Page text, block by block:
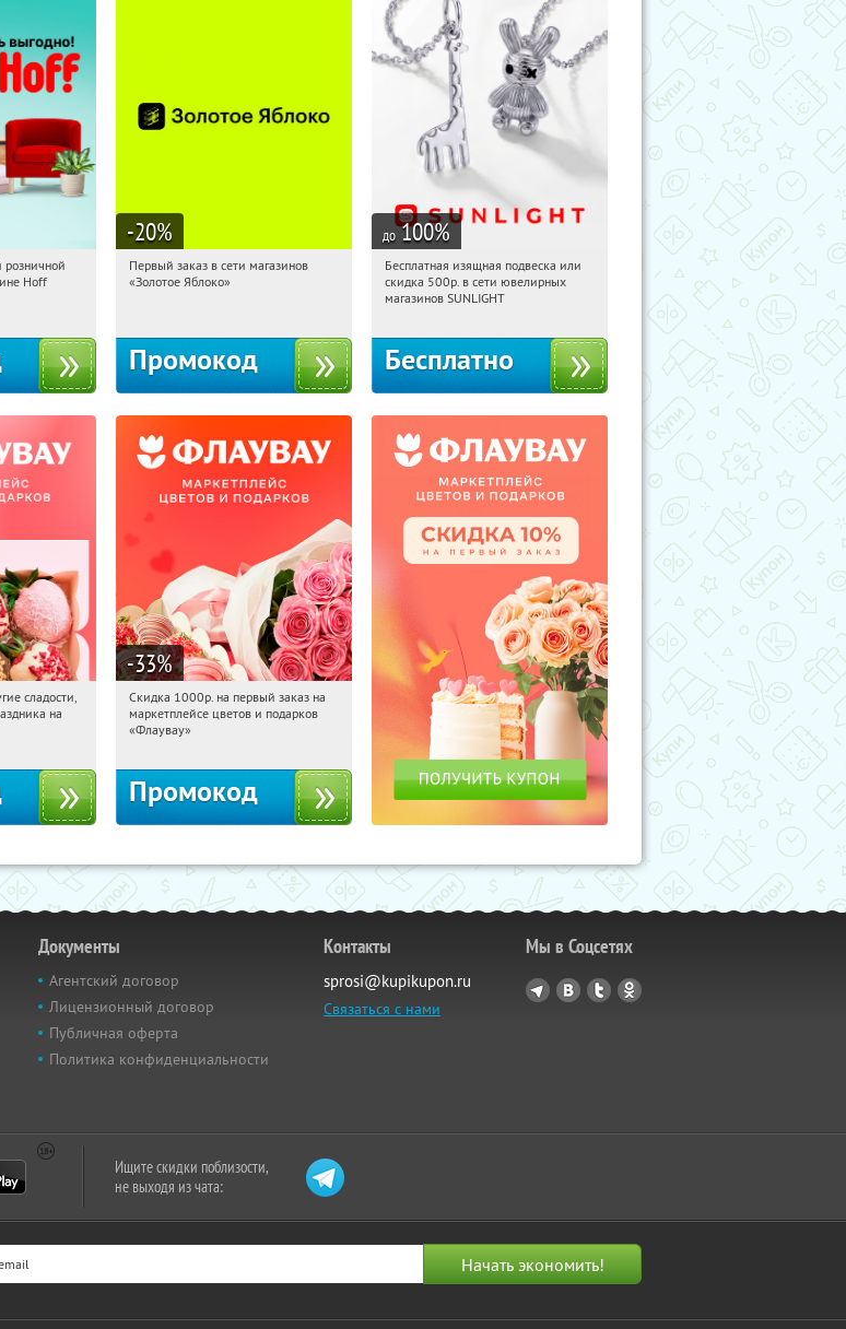
Получили:
Hoff
-20%
18:50:34
Получи первым!
Первый заказ в сети магазинов
«Золотое Яблоко»
Промокод
до 100%
18:50:34 Получили:
Россия
Бесплатная изящная подвеска или
скидка 500р. в сети ювелирных
магазинов SUNLIGHT
Бесплатно
Получили:
сладости,
на
-33%
18:50:34 Получили:
Россия
Скидка 1000р. на первый заказ на
маркетплейсе цветов и подарков
«Флаувау»
Промокод
Документы
Агентский договор
Лицензионный договор
Публичная оферта
Политика конфиденциальности
Контакты
sprosi@kupikupon.ru
Связаться с нами
Мы в Соцсетях
Ищите скидки поблизости,
не выходя из чата: